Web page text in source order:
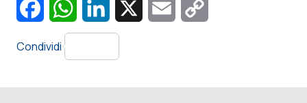
FacebookWhatsAppLinkedIn Email
Condividi